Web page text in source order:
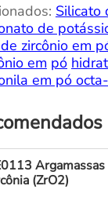
Silicato
de
zircônio em
em pó
em pó
(ZrO2)